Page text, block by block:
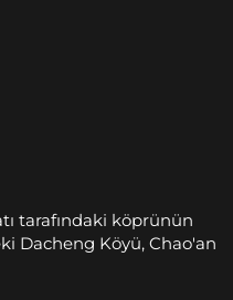
tarafındaki köprünün
Dacheng Köyü, Chao'an